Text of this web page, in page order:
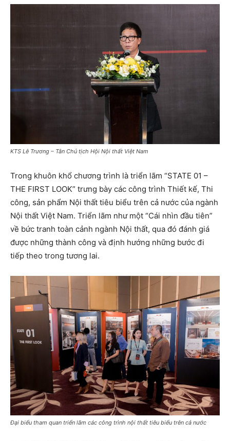
KTS Lê Trương – Tân Chủ tịch Hội Nội thất Việt Nam
Trong khuôn khổ chương trình là triển lãm “STATE 01 –
THE FIRST LOOK” trưng bày các công trình Thiết kế, Thi
công, sản phẩm Nội thất tiêu biểu trên cả nước của ngành
Nội thất Việt Nam. Triển lãm như một “Cái nhìn đầu tiên”
về bức tranh toàn cảnh ngành Nội thất, qua đó đánh giá
được những thành công và định hướng những bước đi
tiếp theo trong tương lai.
Đại biểu tham quan triển lãm các công trình nội thất tiêu biểu trên cả nước